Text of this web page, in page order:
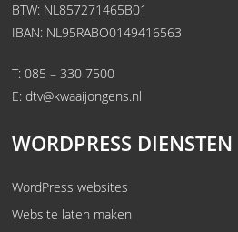
BTW: NL857271465B01
IBAN: NL95RABO0149416563
T:085 – 330 7500
E:dtv@kwaaijongens.nl
WORDPRESS DIENSTEN
WordPress websites
Website laten maken